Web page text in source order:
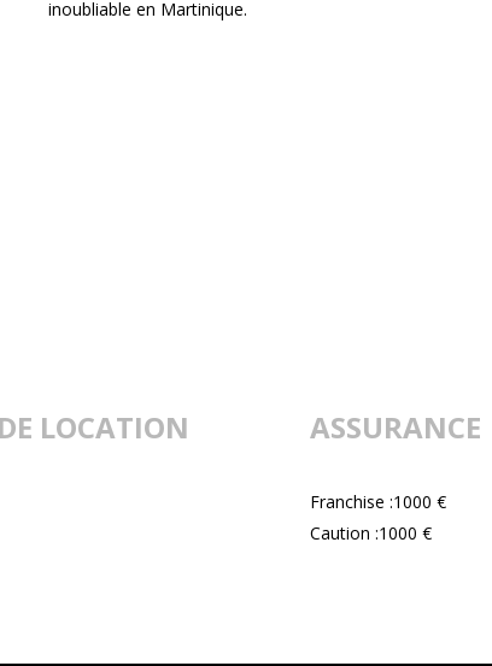
inoubliable en Martinique.
LOCATION ASSURANCE
Franchise :1000 €
Caution :1000 €